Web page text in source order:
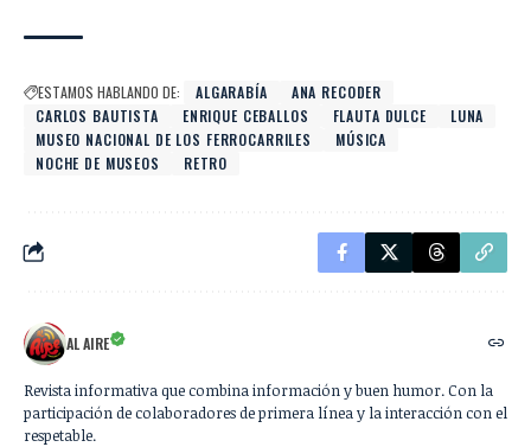
ESTAMOS HABLANDO DE: ALGARABÍA
ANA RECODER
CARLOS BAUTISTA
ENRIQUE CEBALLOS FLAUTA DULCE
LUNA
MUSEO NACIONAL DE LOS FERROCARRILES
MÚSICA
NOCHE DE MUSEOS
RETRO
AL AIRE
Revista informativa que combina información y buen humor. Con la
participación de colaboradores de primera línea y la interacción con el
respetable.